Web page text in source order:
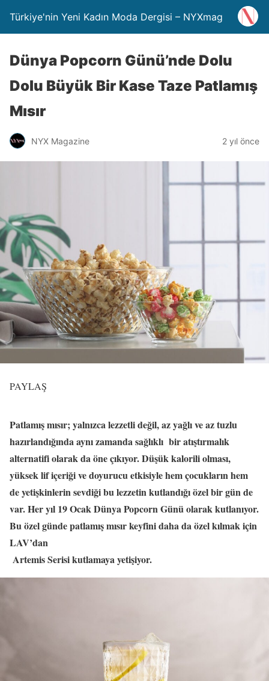
Türkiye'nin Yeni Kadın Moda Dergisi – NYXmag
Dünya Popcorn Günü’nde Dolu
Dolu Büyük Bir Kase Taze Patlamış
Mısır
NYX Magazine 2 yıl önce
PAYLAŞ
Patlamış mısır; yalnızca lezzetli değil, az yağlı ve az tuzlu
hazırlandığında aynı zamanda sağlıklı bir atıştırmalık
alternatifi olarak da öne çıkıyor. Düşük kalorili olması,
yüksek lif içeriği ve doyurucu etkisiyle hem çocukların hem
de yetişkinlerin sevdiği bu lezzetin kutlandığı özel bir gün de
var. Her yıl 19 Ocak Dünya Popcorn Günü olarak kutlanıyor.
Bu özel günde patlamış mısır keyfini daha da özel kılmak için
LAV’dan
Artemis Serisi kutlamaya yetişiyor.